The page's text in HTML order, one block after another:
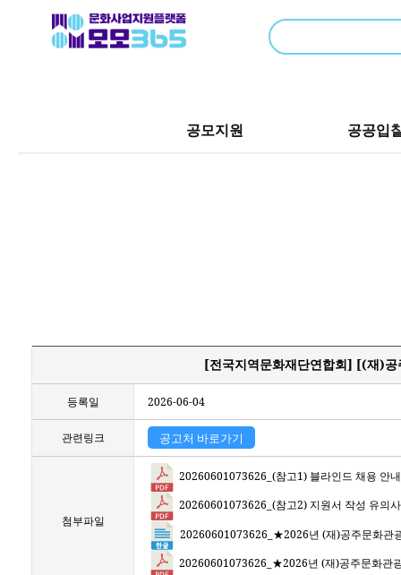
공모지원 공공입
[전국지역문화재단연합회] [(재)
등록일 2026-06-04
관련링크 공고처 바로가기
첨부파일
20260601073626_(참고1) 블라인드 채용 안
20260601073626_(참고2) 지원서 작성 유의
20260601073626_★2026년 (재)공주문화관
20260601073626_★2026년 (재)공주문화관